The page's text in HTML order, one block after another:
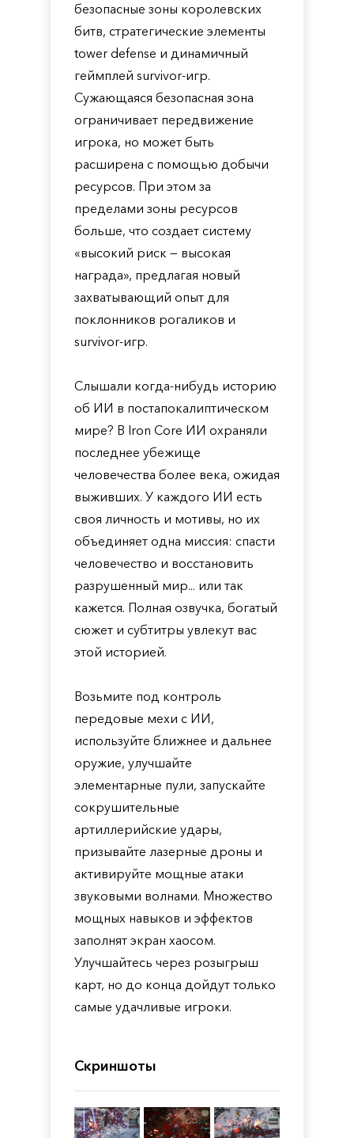
безопасные зоны королевских
битв, стратегические элементы
tower defense и динамичный
геймплей survivor-игр.
Сужающаяся безопасная зона
ограничивает передвижение
игрока, но может быть
расширена с помощью добычи
ресурсов. При этом за
пределами зоны ресурсов
больше, что создает систему
«высокий риск — высокая
награда», предлагая новый
захватывающий опыт для
поклонников рогаликов и
survivor-игр.
Слышали когда-нибудь историю
об ИИ в постапокалиптическом
мире? В Iron Core ИИ охраняли
последнее убежище
человечества более века, ожидая
выживших. У каждого ИИ есть
своя личность и мотивы, но их
объединяет одна миссия: спасти
человечество и восстановить
разрушенный мир... или так
кажется. Полная озвучка, богатый
сюжет и субтитры увлекут вас
этой историей.
Возьмите под контроль
передовые мехи с ИИ,
используйте ближнее и дальнее
оружие, улучшайте
элементарные пули, запускайте
сокрушительные
артиллерийские удары,
призывайте лазерные дроны и
активируйте мощные атаки
звуковыми волнами. Множество
мощных навыков и эффектов
заполнят экран хаосом.
Улучшайтесь через розыгрыш
карт, но до конца дойдут только
самые удачливые игроки.
Скриншоты